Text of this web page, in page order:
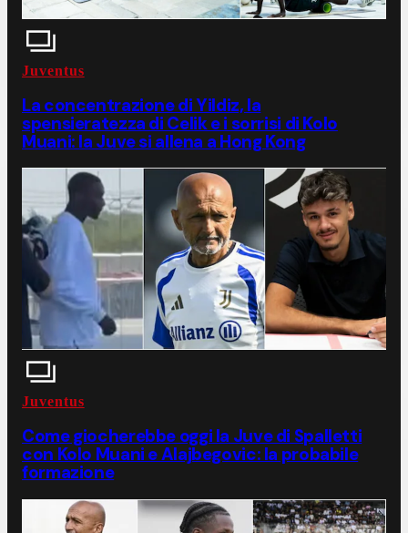
Juventus
La concentrazione di Yildiz, la
spensieratezza di Celik e i sorrisi di Kolo
Muani: la Juve si allena a Hong Kong
Juventus
Come giocherebbe oggi la Juve di Spalletti
con Kolo Muani e Alajbegovic: la probabile
formazione